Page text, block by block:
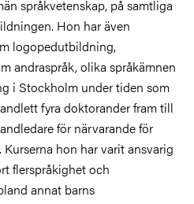
språkvetenskap, på samtliga
Hon har även
logopedutbildning,
andraspråk, olika språkämnen
i Stockholm under tiden som
fyra doktorander fram till
för närvarande för
hon har varit ansvarig
flerspråkighet och
annat barns